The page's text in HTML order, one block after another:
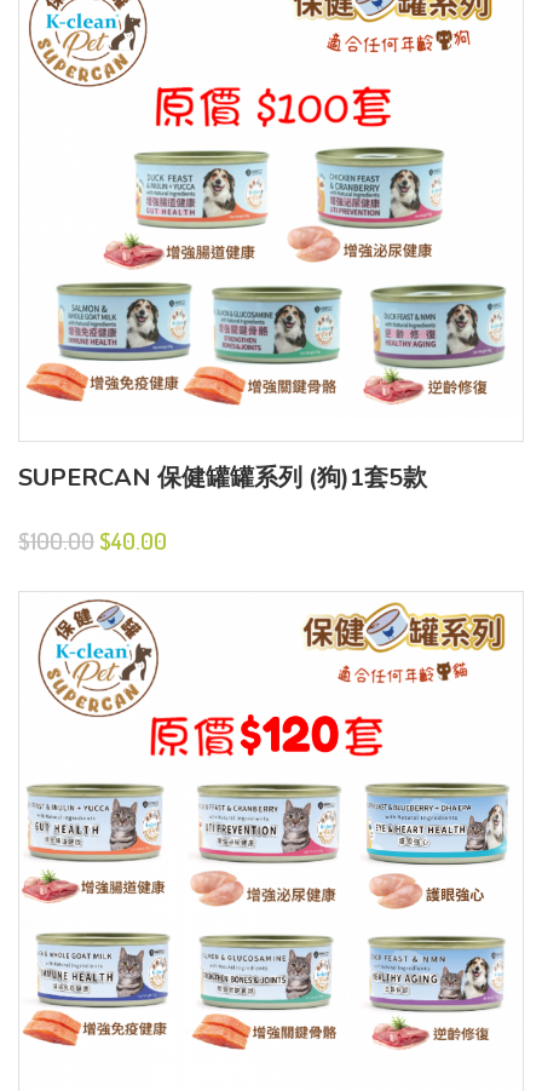
SUPERCAN 保健罐罐系列 (狗)1套5款
$100.00 $40.00